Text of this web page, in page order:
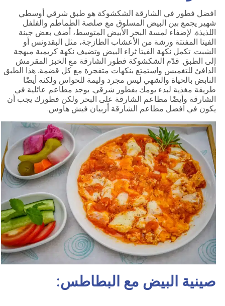
افضل فطور في الشارقة الشكشوكة هو طبق شرقي أوسطي
شهير يجمع بين البيض المسلوق مع صلصة الطماطم والفلفل
اللذيذة. لإضفاء لمسة البحر الأبيض المتوسط، أضف بعض جبنة
الفيتا المفتتة ورشة من الأعشاب الطازجة، مثل البقدونس أو
الشبت. تكمل نكهة الفيتا ثراء البيض وتضيف نكهة كريمية مبهجة
إلى الطبق. قدّم الشكشوكة فطور الشارقة مع الخبز المقرمش
الدافئ للتغميس واستمتع بنكهات متفجرة مع كل قضمة. هذا الطبق
النابض بالحياة والشهي ليس مجرد وليمة للحواس ولكنه أيضًا
طريقة مغذية لبدء يومك بفطور شرقي. يوجد مطاعم عائلية في
الشارقة وأيضًا مطاعم الشارقة على البحر ولكن فطورك يجب أن
يكون في افضل مطاعم الشارقة أربيان فيش هاوس.
صينية البيض مع البطاطس: